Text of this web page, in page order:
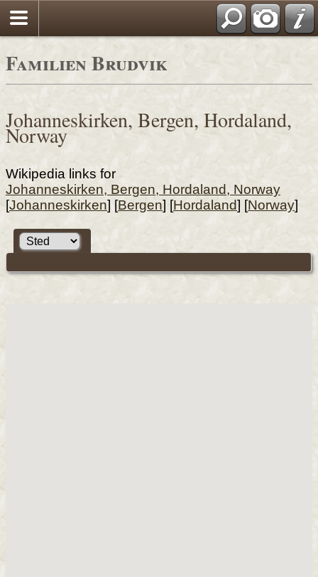
Familien Brudvik
Johanneskirken, Bergen, Hordaland,
Norway
Wikipedia links for
Johanneskirken, Bergen, Hordaland, Norway
[Johanneskirken] [Bergen] [Hordaland] [Norway]